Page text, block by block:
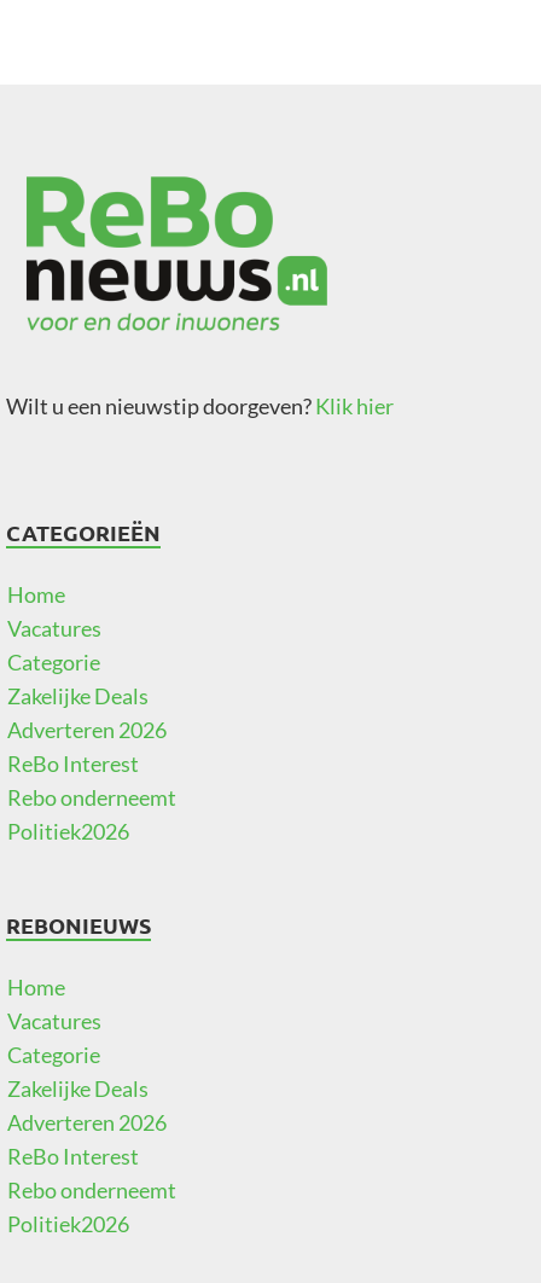
Wilt u een nieuwstip doorgeven?Klik hier
CATEGORIEËN
Home
Vacatures
Categorie
Zakelijke Deals
Adverteren 2026
ReBo Interest
Rebo onderneemt
Politiek2026
REBONIEUWS
Home
Vacatures
Categorie
Zakelijke Deals
Adverteren 2026
ReBo Interest
Rebo onderneemt
Politiek2026